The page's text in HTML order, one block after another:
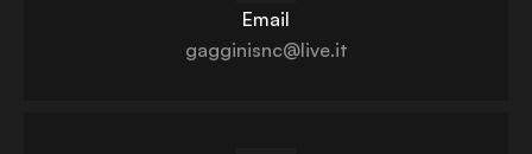
Email
gagginisnc@live.it